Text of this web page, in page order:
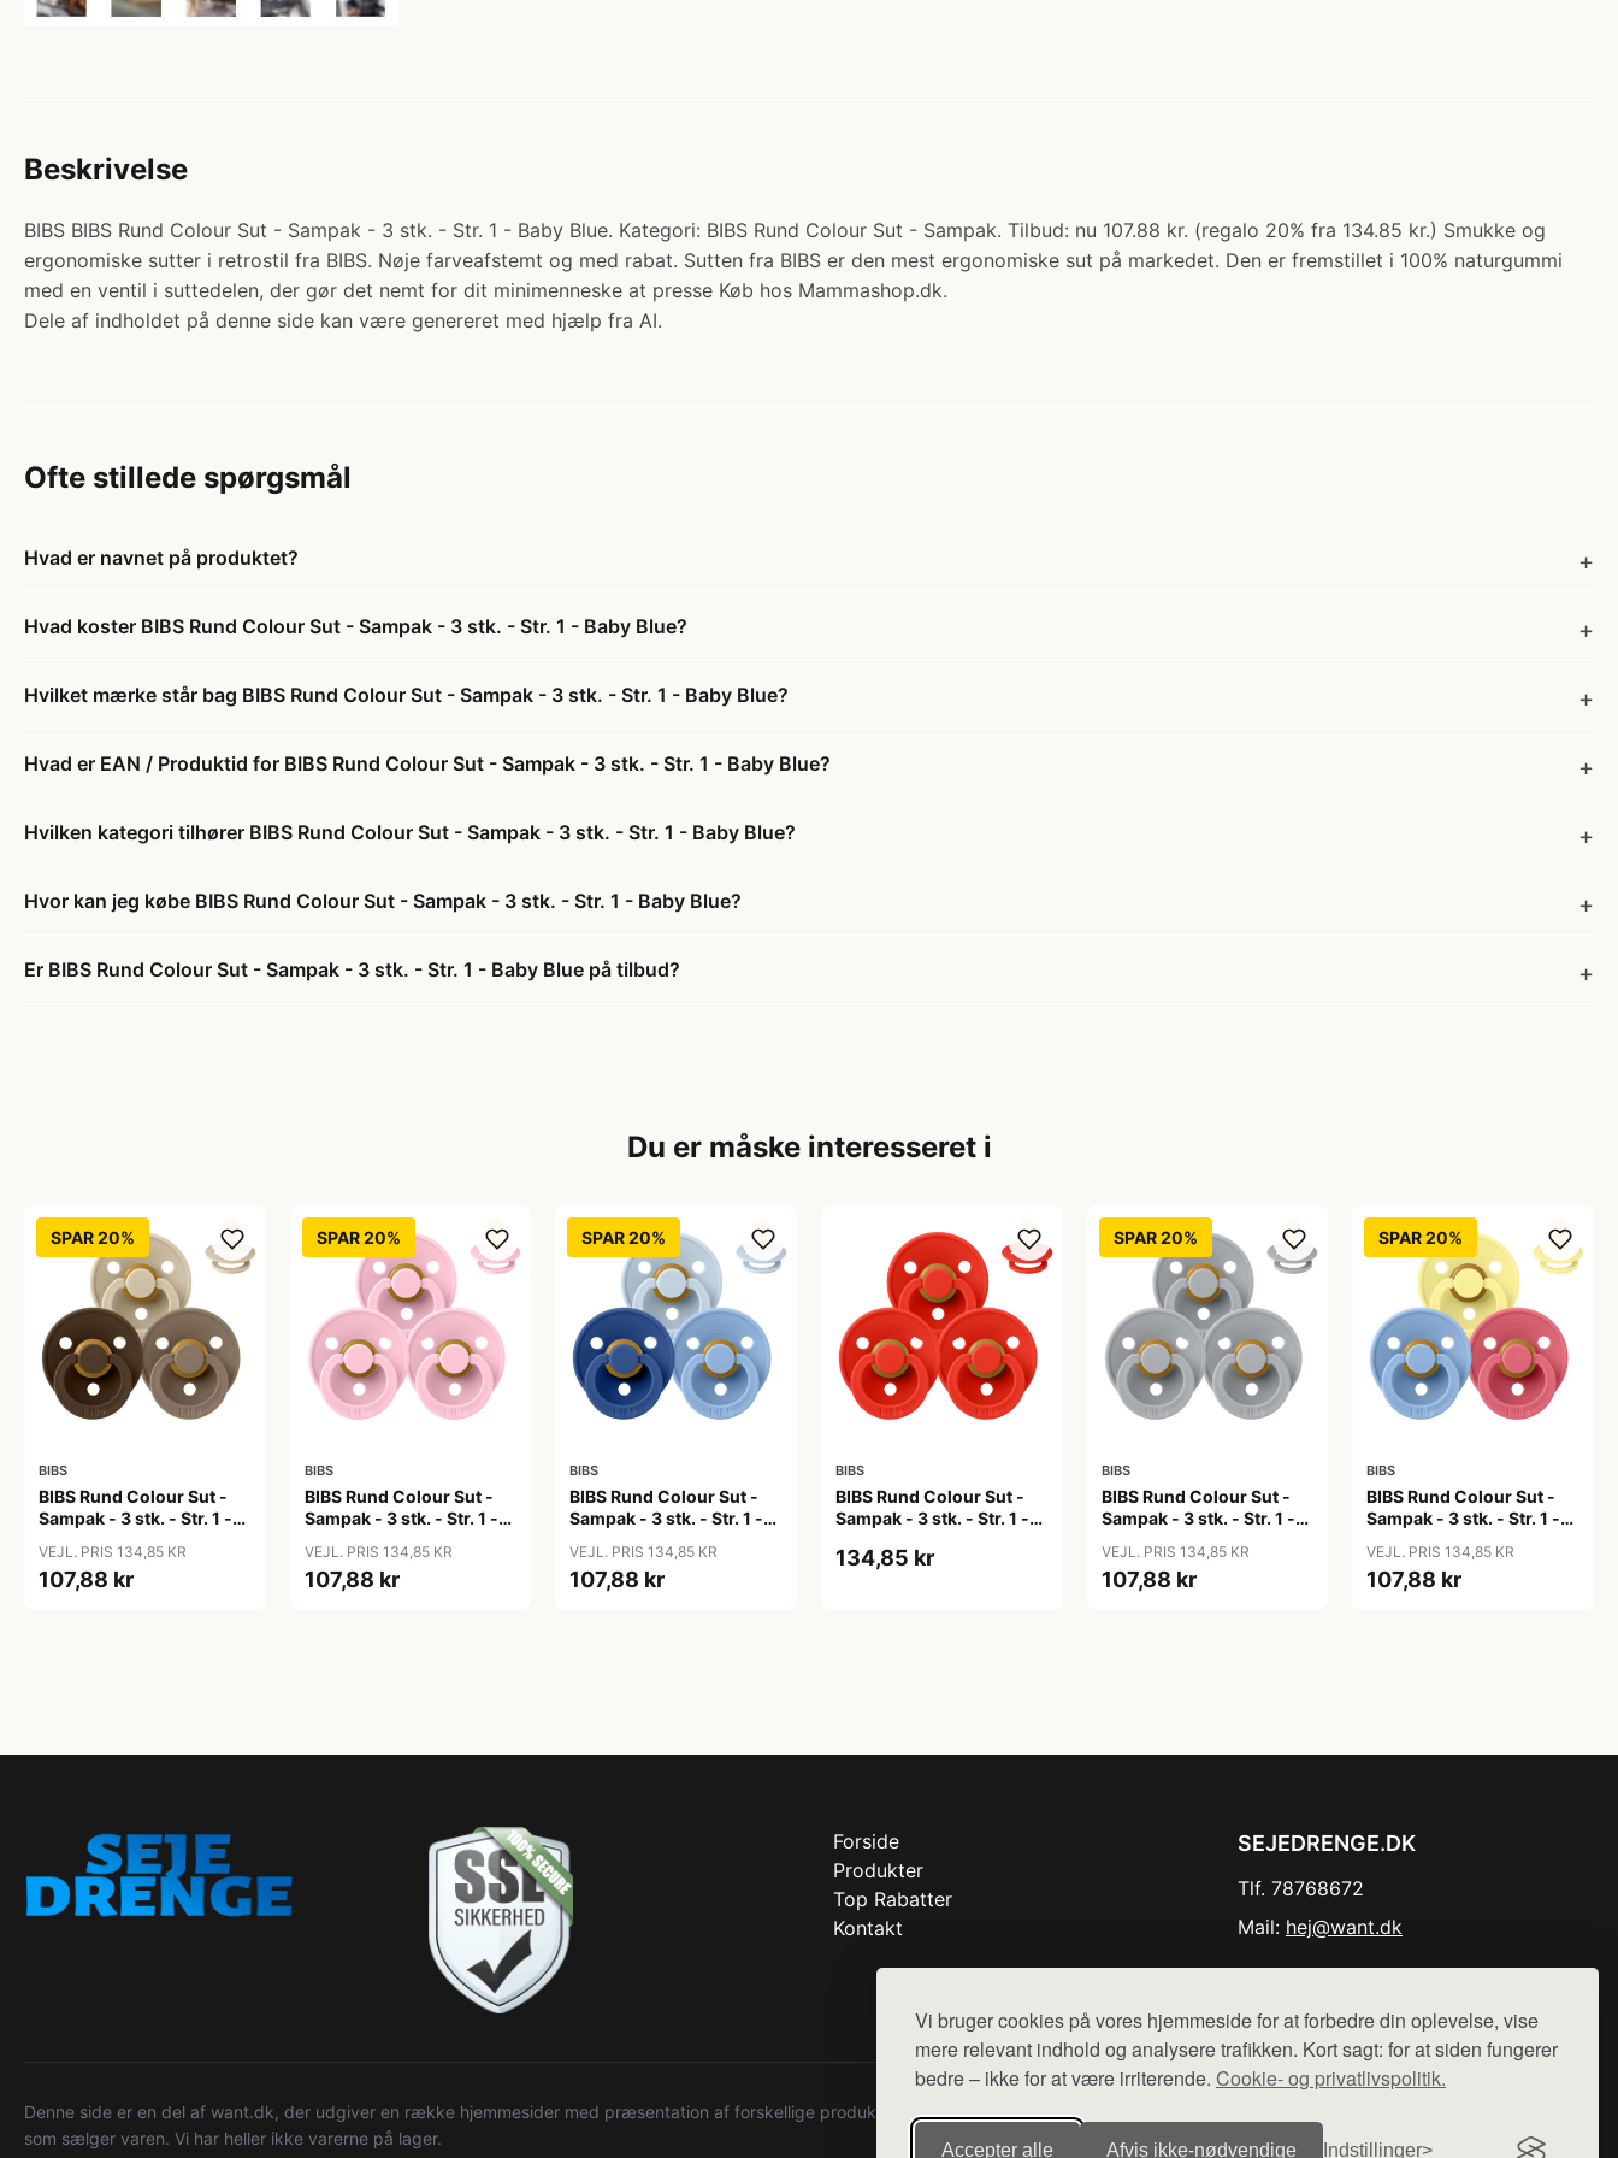
Vi bruger cookies på vores hjemmeside for at forbedre din oplevelse, vise
mere relevant indhold og analysere trafikken. Kort sagt: for at siden fungerer
bedre – ikke for at være irriterende. Cookie- og privatlivspolitik.
Accepter alle Afvis ikke‑nødvendige Indstillinger
Beskrivelse
BIBS BIBS Rund Colour Sut - Sampak - 3 stk. - Str. 1 - Baby Blue. Kategori: BIBS Rund Colour Sut - Sampak. Tilbud: nu 107.88 kr. (regalo 20% fra 134.85 kr.) Smukke og
ergonomiske sutter i retrostil fra BIBS. Nøje farveafstemt og med rabat. Sutten fra BIBS er den mest ergonomiske sut på markedet. Den er fremstillet i 100% naturgummi
med en ventil i suttedelen, der gør det nemt for dit minimenneske at presse Køb hos Mammashop.dk.
Dele af indholdet på denne side kan være genereret med hjælp fra AI.
Ofte stillede spørgsmål
Hvad er navnet på produktet?
Hvad koster BIBS Rund Colour Sut - Sampak - 3 stk. - Str. 1 - Baby Blue?
Hvilket mærke står bag BIBS Rund Colour Sut - Sampak - 3 stk. - Str. 1 - Baby Blue?
Hvad er EAN / Produktid for BIBS Rund Colour Sut - Sampak - 3 stk. - Str. 1 - Baby Blue?
Hvilken kategori tilhører BIBS Rund Colour Sut - Sampak - 3 stk. - Str. 1 - Baby Blue?
Hvor kan jeg købe BIBS Rund Colour Sut - Sampak - 3 stk. - Str. 1 - Baby Blue?
Er BIBS Rund Colour Sut - Sampak - 3 stk. - Str. 1 - Baby Blue på tilbud?
Du er måske interesseret i
SPAR 20%
BIBS
BIBS Rund Colour Sut -
Sampak - 3 stk. - Str. 1 -
VEJL. PRIS 134,85 KR
107,88 kr
SPAR 20%
BIBS
BIBS Rund Colour Sut -
Sampak - 3 stk. - Str. 1 -
VEJL. PRIS 134,85 KR
107,88 kr
SPAR 20%
BIBS
BIBS Rund Colour Sut -
Sampak - 3 stk. - Str. 1 -
VEJL. PRIS 134,85 KR
107,88 kr
BIBS
BIBS Rund Colour Sut -
Sampak - 3 stk. - Str. 1 -
134,85 kr
SPAR 20%
BIBS
BIBS Rund Colour Sut -
Sampak - 3 stk. - Str. 1 -
VEJL. PRIS 134,85 KR
107,88 kr
SPAR 20%
BIBS
BIBS Rund Colour Sut -
Sampak - 3 stk. - Str. 1 -
VEJL. PRIS 134,85 KR
107,88 kr
Forside
Produkter
Top Rabatter
Kontakt
SEJEDRENGE.DK
Tlf. 78768672
Mail: hej@want.dk
Denne side er en del af want.dk, der udgiver en række hjemmesider med præsentation af forskellige produkter fra diverse webshops. Der sælges ikke varer fra denne side - vi henviser til de shops,
som sælger varen. Vi har heller ikke varerne på lager.